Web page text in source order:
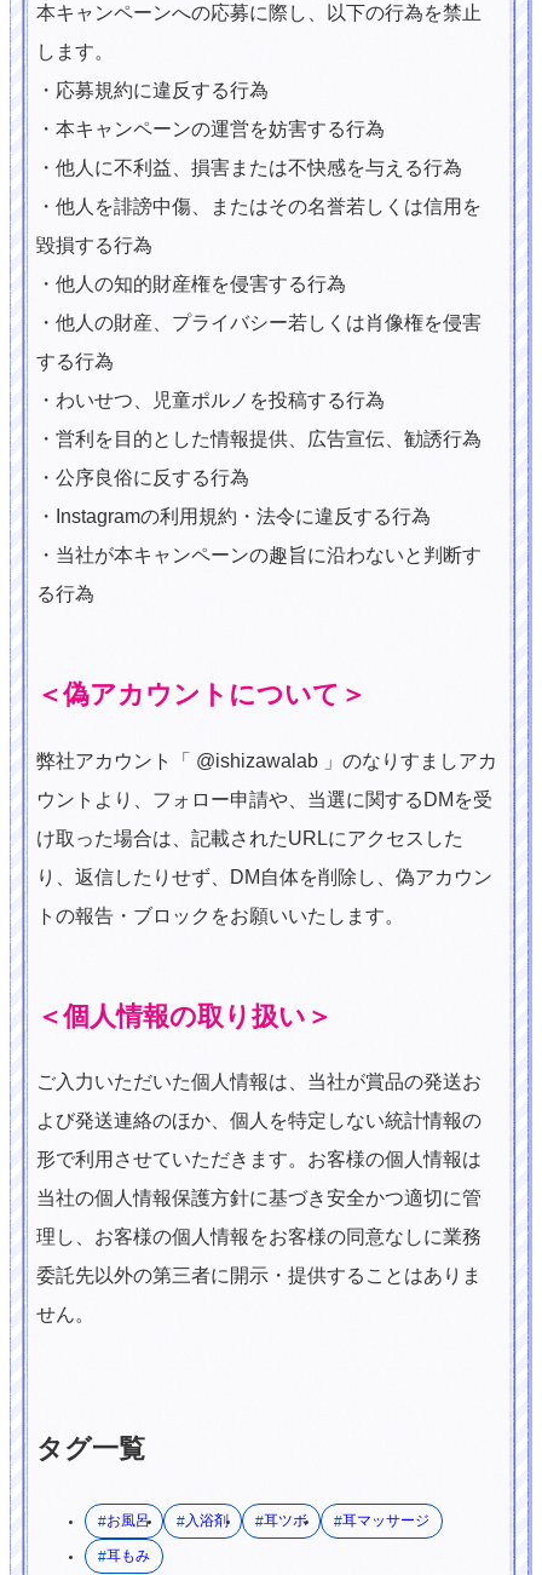
本キャンペーンへの応募に際し、以下の行為を禁止
します。
・応募規約に違反する行為
・本キャンペーンの運営を妨害する行為
・他人に不利益、損害または不快感を与える行為
・他人を誹謗中傷、またはその名誉若しくは信用を
毀損する行為
・他人の知的財産権を侵害する行為
・他人の財産、プライバシー若しくは肖像権を侵害
する行為
・わいせつ、児童ポルノを投稿する行為
・営利を目的とした情報提供、広告宣伝、勧誘行為
・公序良俗に反する行為
・Instagramの利用規約・法令に違反する行為
・当社が本キャンペーンの趣旨に沿わないと判断す
る行為
＜偽アカウントについて＞
弊社アカウント「 @ishizawalab 」のなりすましアカ
ウントより、フォロー申請や、当選に関するDMを受
け取った場合は、記載されたURLにアクセスした
り、返信したりせず、DM自体を削除し、偽アカウン
トの報告・ブロックをお願いいたします。
＜個人情報の取り扱い＞
ご入力いただいた個人情報は、当社が賞品の発送お
よび発送連絡のほか、個人を特定しない統計情報の
形で利用させていただきます。お客様の個人情報は
当社の個人情報保護方針に基づき安全かつ適切に管
理し、お客様の個人情報をお客様の同意なしに業務
委託先以外の第三者に開示・提供することはありま
せん。
タグ一覧
お風呂 入浴剤 耳ツボ 耳マッサージ
耳もみ